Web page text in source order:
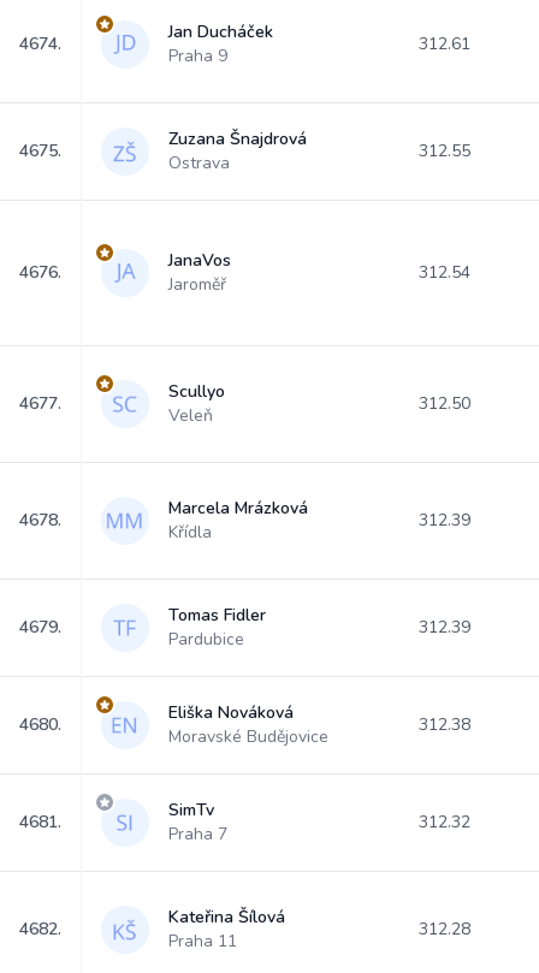
4674.
Jan Ducháček
Praha 9
312.61
4675.
Zuzana Šnajdrová
Ostrava
312.55
4676.
JanaVos
Jaroměř
312.54
4677.
Scullyo
Veleň
312.50
4678.
Marcela Mrázková
Křídla
312.39
4679.
Tomas Fidler
Pardubice
312.39
4680.
Eliška Nováková
Moravské Budějovice
312.38
4681.
SimTv
Praha 7
312.32
4682.
Kateřina Šílová
Praha 11
312.28